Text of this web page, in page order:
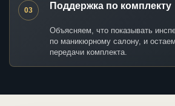
03 Поддержка по комплекту
Объясняем, что показывать
по маникюрному салону, и
передачи комплекта.